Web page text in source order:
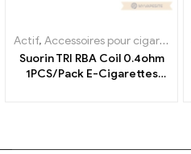
Actif, Accessoires pour cigarettes électroniques
Suorin TRI RBA Coil 0.4ohm
1PCS/Pack E-Cigarettes